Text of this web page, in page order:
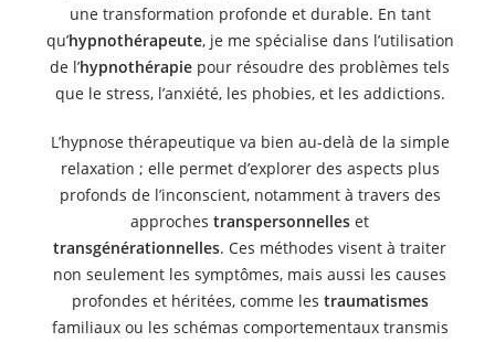
une transformation profonde et durable. En tant
qu’hypnothérapeute, je me spécialise dans l’utilisation
de l’hypnothérapie pour résoudre des problèmes tels
que le stress, l’anxiété, les phobies, et les addictions.
L’hypnose thérapeutique va bien au-delà de la simple
relaxation ; elle permet d’explorer des aspects plus
profonds de l’inconscient, notamment à travers des
approchestranspersonnelles et
transgénérationnelles. Ces méthodes visent à traiter
non seulement les symptômes, mais aussi les causes
profondes et héritées, comme les traumatismes
familiaux ou les schémas comportementaux transmis